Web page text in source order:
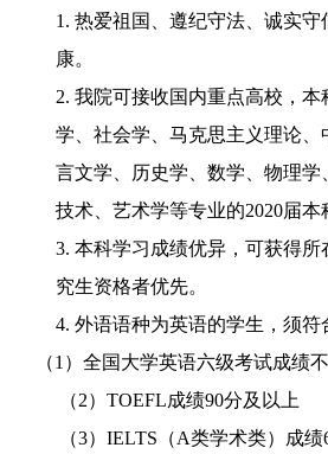
1. 热爱祖国、遵纪守法、诚实守
康。
2. 我院可接收国内重点高校，
学、社会学、马克思主义理论
言文学、历史学、数学、物理
技术、艺术学等专业的2020届本
3. 本科学习成绩优异，可获得
究生资格者优先。
4. 外语语种为英语的学生，须符
（1）全国大学英语六级考试成绩
（2）TOEFL成绩90分及以上
（3）IELTS （A类学术类）成绩